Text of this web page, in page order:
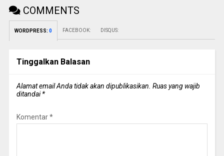
COMMENTS
WORDPRESS: 0 FACEBOOK: DISQUS:
Tinggalkan Balasan
Alamat email Anda tidak akan dipublikasikan. Ruas yang wajib
ditandai*
Komentar*